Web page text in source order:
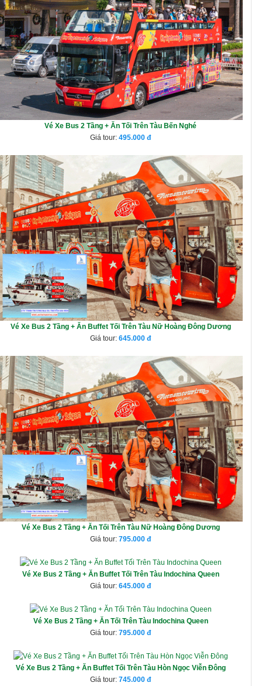
Vé Xe Bus 2 Tầng + Ăn Tối Trên Tàu Bến Nghé
Giá tour: 495.000
Vé Xe Bus 2 Tầng + Ăn Buffet Tối Trên Tàu Nữ Hoàng Đông Dương
Giá tour: 645.000
Vé Xe Bus 2 Tầng + Ăn Tối Trên Tàu Nữ Hoàng Đông Dương
Giá tour: 795.000
Vé Xe Bus 2 Tầng + Ăn Buffet Tối Trên Tàu Indochina Queen
Giá tour: 645.000
Vé Xe Bus 2 Tầng + Ăn Tối Trên Tàu Indochina Queen
Giá tour: 795.000
Vé Xe Bus 2 Tầng + Ăn Buffet Tối Trên Tàu Hòn Ngọc Viễn Đông
Giá tour: 745.000